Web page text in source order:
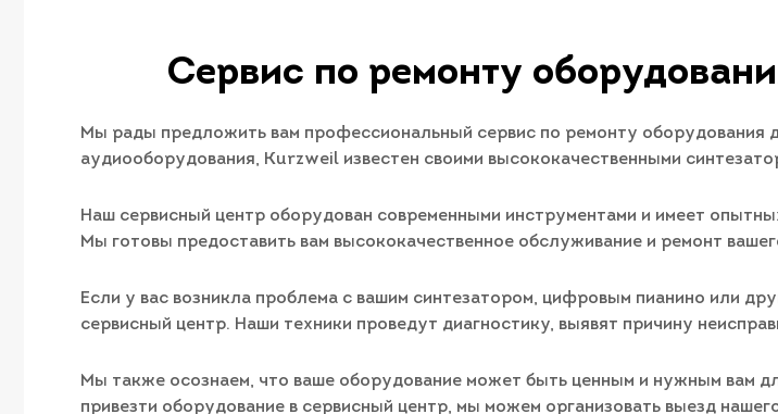
Сервис по ремонту
Мы рады предложить вам профессиональный сервис по ремонту оборудования
аудиооборудования, Kurzweil известен своими высококачественными
Наш сервисный центр оборудован современными инструментами и имеет
Мы готовы предоставить вам высококачественное обслуживание и ремонт
Если у вас возникла проблема с вашим синтезатором, цифровым пианино или
сервисный центр. Наши техники проведут диагностику, выявят причину
Мы также осознаем, что ваше оборудование может быть ценным и нужным вам
привезти оборудование в сервисный центр, мы можем организовать выезд